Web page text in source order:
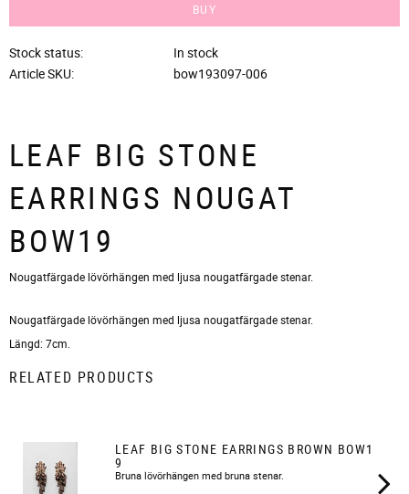
BUY
Stock status
In stock
Article SKU
bow193097-006
LEAF BIG STONE
EARRINGS NOUGAT
BOW19
Nougatfärgade lövörhängen med ljusa nougatfärgade stenar.
Nougatfärgade lövörhängen med ljusa nougatfärgade stenar.
Längd: 7cm.
RELATED PRODUCTS
LEAF BIG STONE EARRINGS BROWN BOW1
9
Bruna lövörhängen med bruna stenar.